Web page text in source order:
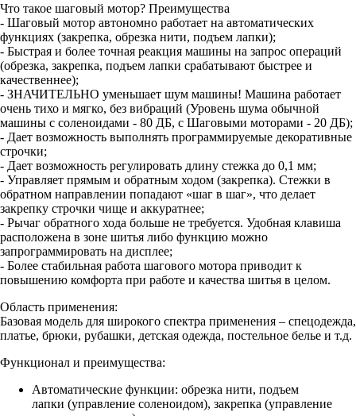
Что такое шаговый мотор? Преимущества
- Шаговый мотор автономно работает на автоматических
функциях (закрепка, обрезка нити, подъем лапки);
- Быстрая и более точная реакция машины на запрос операций
(обрезка, закрепка, подъем лапки срабатывают быстрее и
качественнее);
- ЗНАЧИТЕЛЬНО уменьшает шум машины! Машина работает
очень тихо и мягко, без вибраций (Уровень шума обычной
машины с соленоидами - 80 ДБ, с Шаговыми моторами - 20 ДБ);
- Дает возможность выполнять программируемые декоративные
строчки;
- Дает возможность регулировать длину стежка до 0,1 мм;
- Управляет прямым и обратным ходом (закрепка). Стежки в
обратном направлении попадают «шаг в шаг», что делает
закрепку строчки чище и аккуратнее;
- Рычаг обратного хода больше не требуется. Удобная клавиша
расположена в зоне шитья либо функцию можно
запрограммировать на дисплее;
- Более стабильная работа шагового мотора приводит к
повышению комфорта при работе и качества шитья в целом.
Область применения:
Базовая модель для широкого спектра применения – спецодежда,
платье, брюки, рубашки, детская одежда, постельное белье и т.д.
Функционал и преимущества:
Автоматические функции: обрезка нити, подъем
лапки (управление соленоидом), закрепка (управление